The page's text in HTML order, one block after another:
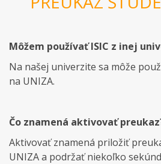
Môžem používať ISIC z inej
Na našej univerzite sa môže
na UNIZA.
Čo znamená aktivovať
Aktivovať znamená priložiť
UNIZA a podržať niekoľko